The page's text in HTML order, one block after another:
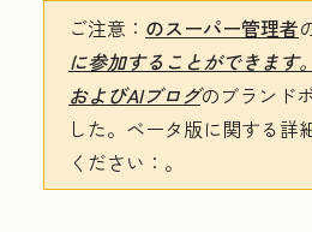
ご注意： のスーパー管理者
に参加することができます
およびAIブログのブランド
した。ベータ版に関する詳
ください： 。